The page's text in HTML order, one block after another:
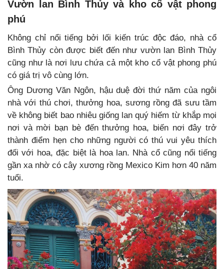
Vườn lan Bình Thủy và kho cổ vật phong
phú
Không chỉ nổi tiếng bởi lối kiến trúc độc đáo, nhà cổ
Bình Thủy còn được biết đến như vườn lan Bình Thủy
cũng như là nơi lưu chứa cả một kho cổ vật phong phú
có giá trị vô cùng lớn.
Ông Dương Văn Ngôn, hậu duệ đời thứ năm của ngôi
nhà với thú chơi, thưởng hoa, sương rồng đã sưu tầm
về không biết bao nhiêu giống lan quý hiếm từ khắp mọi
nơi và mời bạn bè đến thưởng hoa, biến nơi đây trở
thành điểm hẹn cho những người có thú vui yêu thích
đối với hoa, đặc biệt là hoa lan. Nhà cổ cũng nổi tiếng
gần xa nhờ có cây xương rồng Mexico Kim hơn 40 năm
tuổi.